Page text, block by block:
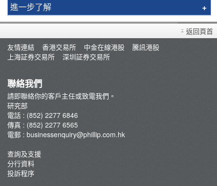
進一步了解
研究報告
智識揀股
市況評論
返回頁首
友情連結
香港交易所 中金在線港股
騰訊港股
上海証券交易所
深圳証券交易所
聯絡我們
請即聯絡你的客戶主任或致電我們。
研究部
電話 : (852) 2277 6846
傳真 : (852) 2277 6565
電郵 : businessenquiry@phillip.com.hk
查詢及支援
分行資料
投訴程序